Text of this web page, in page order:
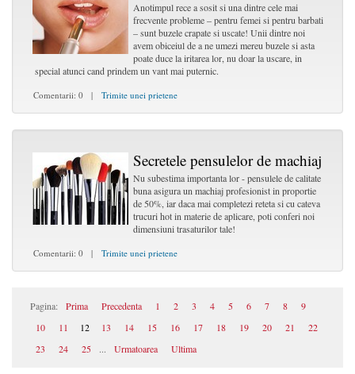
Anotimpul rece a sosit si una dintre cele mai
frecvente probleme – pentru femei si pentru barbati
– sunt buzele crapate si uscate! Unii dintre noi
avem obiceiul de a ne umezi mereu buzele si asta
poate duce la iritarea lor, nu doar la uscare, in
special atunci cand prindem un vant mai puternic.
Comentarii: 0 | Trimite unei prietene
Secretele pensulelor de machiaj
Nu subestima importanta lor - pensulele de calitate
buna asigura un machiaj profesionist in proportie
de 50%, iar daca mai completezi reteta si cu cateva
trucuri hot in materie de aplicare, poti conferi noi
dimensiuni trasaturilor tale!
Comentarii: 0 | Trimite unei prietene
Pagina: Prima Precedenta 1 2 3 4 5 6 7 8
9
10
11 12 13 14 15 16 17 18 19 20 21
22
23
24 25 ... Urmatoarea Ultima